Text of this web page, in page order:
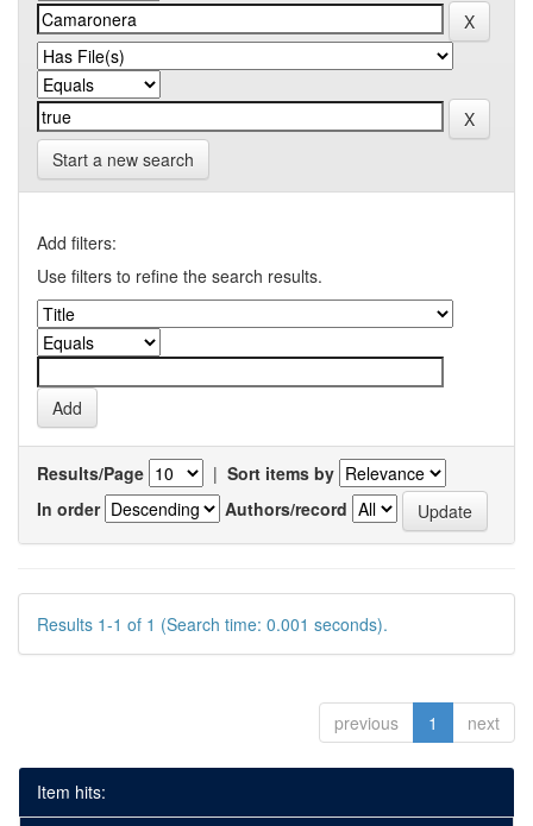
Start a new search
Add filters:
Use filters to refine the search results.
Results/Page | Sort items by
In order
Authors/record
Results 1-1 of 1 (Search time: 0.001 seconds).
previous 1 next
Item hits: